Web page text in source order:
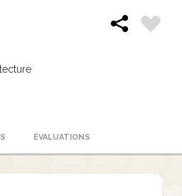
ÉVALUATIONS